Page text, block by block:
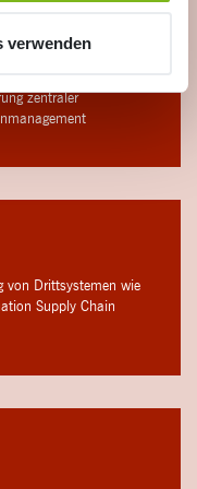
verwenden
zentraler
von Drittsystemen wie
Supply Chain